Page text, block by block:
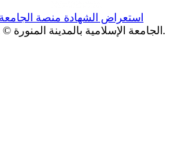
الجامعة الإسلامية بالمدينة المنورة © . جميع الحقوق محفوظة.